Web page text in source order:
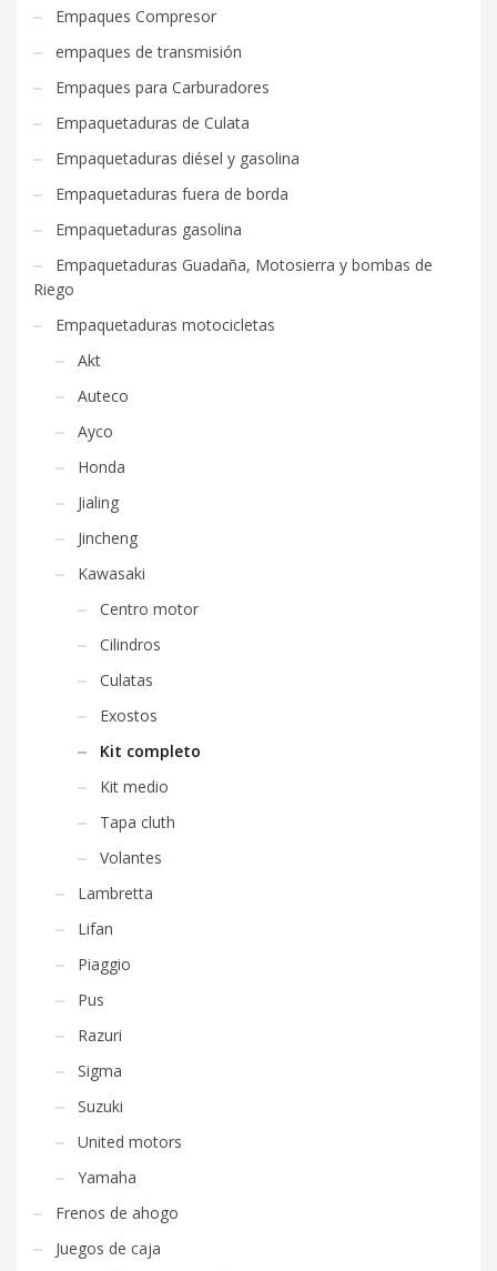
Empaques Compresor
empaques de transmisión
Empaques para Carburadores
Empaquetaduras de Culata
Empaquetaduras diésel y gasolina
Empaquetaduras fuera de borda
Empaquetaduras gasolina
Empaquetaduras Guadaña, Motosierra y bombas de
Riego
Empaquetaduras motocicletas
Akt
Auteco
Ayco
Honda
Jialing
Jincheng
Kawasaki
Centro motor
Cilindros
Culatas
Exostos
Kit completo
Kit medio
Tapa cluth
Volantes
Lambretta
Lifan
Piaggio
Pus
Razuri
Sigma
Suzuki
United motors
Yamaha
Frenos de ahogo
Juegos de caja